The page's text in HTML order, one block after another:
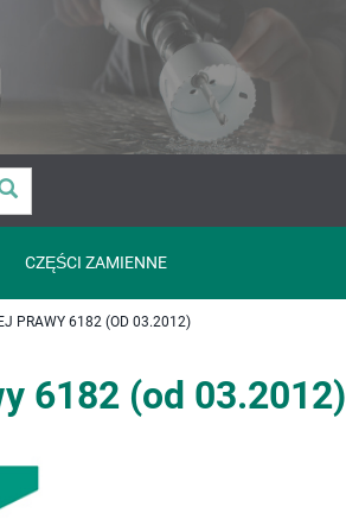
CZĘŚCI ZAMIENNE
PRAWY 6182 (OD 03.2012)
6182 (od 03.2012)